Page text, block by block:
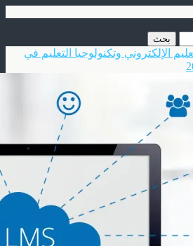
الإلكتروني وتكنولوجيا التعليم في